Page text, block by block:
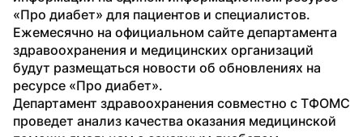
«Про диабет» для пациентов и специалистов.
Ежемесячно на официальном сайте департамента
здравоохранения и медицинских организаций
будут размещаться новости об обновлениях на
ресурсе «Про диабет».
Департамент здравоохранения совместно с ТФОМС
проведет анализ качества оказания медицинской